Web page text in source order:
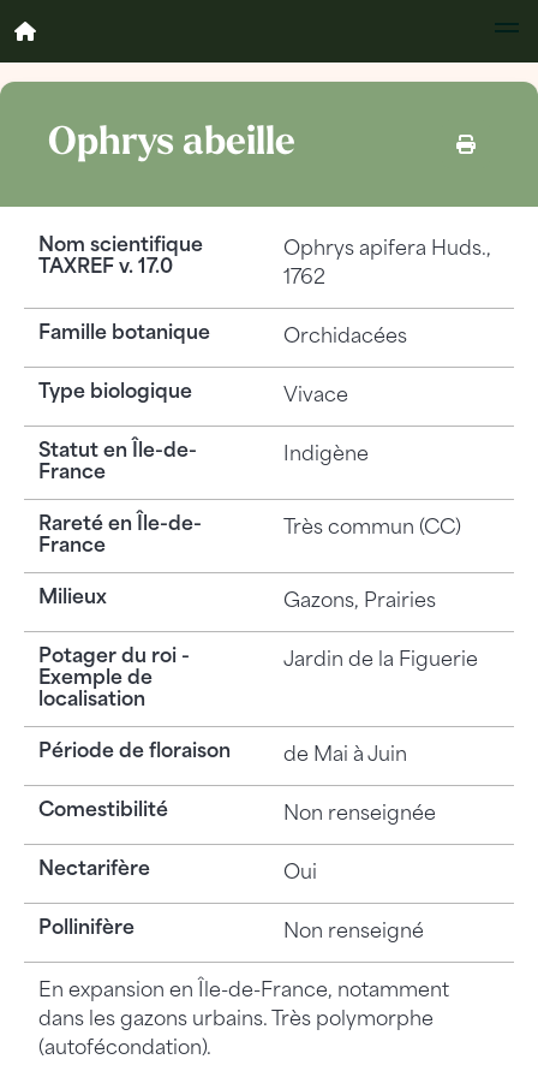
Ophrys abeille
Nom scientifique
TAXREF v. 17.0
Ophrys apifera Huds.,
1762
Famille botanique Orchidacées
Type biologique Vivace
Statut en Île-de-
France
Indigène
Rareté en Île-de-
France
Très commun (CC)
Milieux Gazons, Prairies
Potager du roi -
Exemple de
localisation
Jardin de la Figuerie
Période de floraison de Mai à Juin
Comestibilité Non renseignée
Nectarifère Oui
Pollinifère Non renseigné
En expansion en Île-de-France, notamment
dans les gazons urbains. Très polymorphe
(autofécondation).